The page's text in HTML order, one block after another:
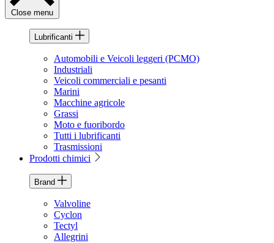
Close menu
Lubrificanti
Automobili e Veicoli leggeri (PCMO)
Industriali
Veicoli commerciali e pesanti
Marini
Macchine agricole
Grassi
Moto e fuoribordo
Tutti i lubrificanti
Trasmissioni
Prodotti chimici
Brand
Valvoline
Cyclon
Tectyl
Allegrini